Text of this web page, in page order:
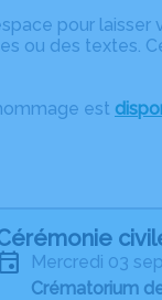
pour
ou des textes.
est
mercredi 03
Crématorium